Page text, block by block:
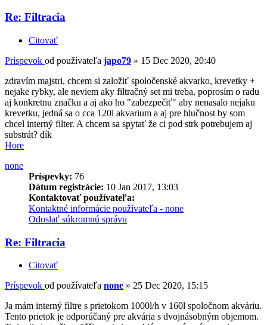
Re: Filtracia
Citovať
Príspevok od používateľa japo79 » 15 Dec 2020, 20:40
zdravím majstri, chcem si založiť spoločenské akvarko, krevetky +
nejake rybky, ale neviem aky filtračný set mi treba, poprosím o radu
aj konkretnu značku a aj ako ho "zabezpečiť" aby nenasalo nejaku
krevetku, jedná sa o cca 120l akvarium a aj pre hlučnost by som
chcel interný filter. A chcem sa spytať že ci pod strk potrebujem aj
substrát? dík
Hore
none
Príspevky: 76
Dátum registrácie: 10 Jan 2017, 13:03
Kontaktovať používateľa:
Kontaktné informácie používateľa - none
Odoslať súkromnú správu
Re: Filtracia
Citovať
Príspevok od používateľa none » 25 Dec 2020, 15:15
Ja mám interný filtre s prietokom 1000l/h v 160l spoločnom akváriu.
Tento prietok je odporúčaný pre akvária s dvojnásobným objemom.